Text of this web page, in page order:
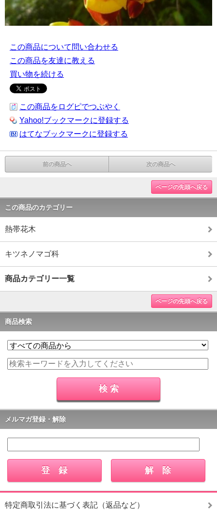
この商品について問い合わせる
この商品を友達に教える
買い物を続ける
この商品をログピでつぶやく
Yahoo!ブックマークに登録する
はてなブックマークに登録する
前の商品へ 次の商品へ
ページの先頭へ戻る
この商品のカテゴリー
熱帯花木
キツネノマゴ科
商品カテゴリー一覧
ページの先頭へ戻る
商品検索
メルマガ登録・解除
特定商取引法に基づく表記（返品など）